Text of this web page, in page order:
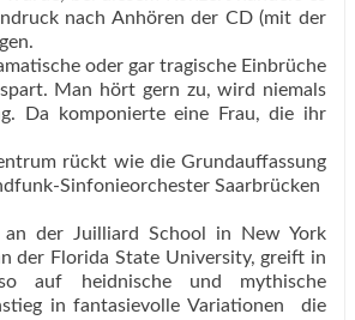
nach Anhören der CD (mit der
oder gar tragische Einbrüche
Man hört gern zu, wird niemals
Da komponierte eine Frau, die ihr
rückt wie die Grundauffassung
Sinfonieorchester Saarbrücken 
der Juilliard School in New York
der Florida State University, greift in
auf heidnische und mythische
in fantasievolle Variationen  die